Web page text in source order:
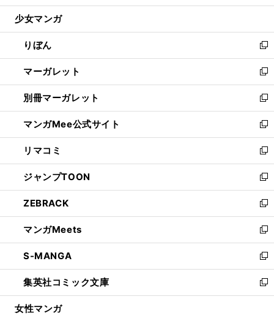
開
ウ
開
く
ン
ウ
で
開
く
ウ
ン
ド
ウ
で
開
く
し
ウ
ィ
ン
ド
ウ
で
開
く
少女マンガ
りぼん
新
し
い
ウ
ィ
ン
ド
ウ
で
開
く
マーガレット
新
し
い
ウ
ィ
ン
ド
ウ
で
開
く
別冊マーガレット
新
し
い
ウ
ィ
ン
ド
ウ
で
開
く
マンガMee公式サイト
新
し
い
ウ
ィ
ン
ド
ウ
で
開
く
リマコミ
新
し
い
ウ
ィ
ン
ド
ウ
で
開
く
ジャンプTOON
新
し
い
ウ
ィ
ン
ド
ウ
で
開
ZEBRACK
新
し
い
ウ
ィ
ン
ド
ウ
マンガMeets
新
し
い
ウ
ィ
ン
S-MANGA
新
し
い
ウ
集英社コミック文庫
新
し
女性マンガ